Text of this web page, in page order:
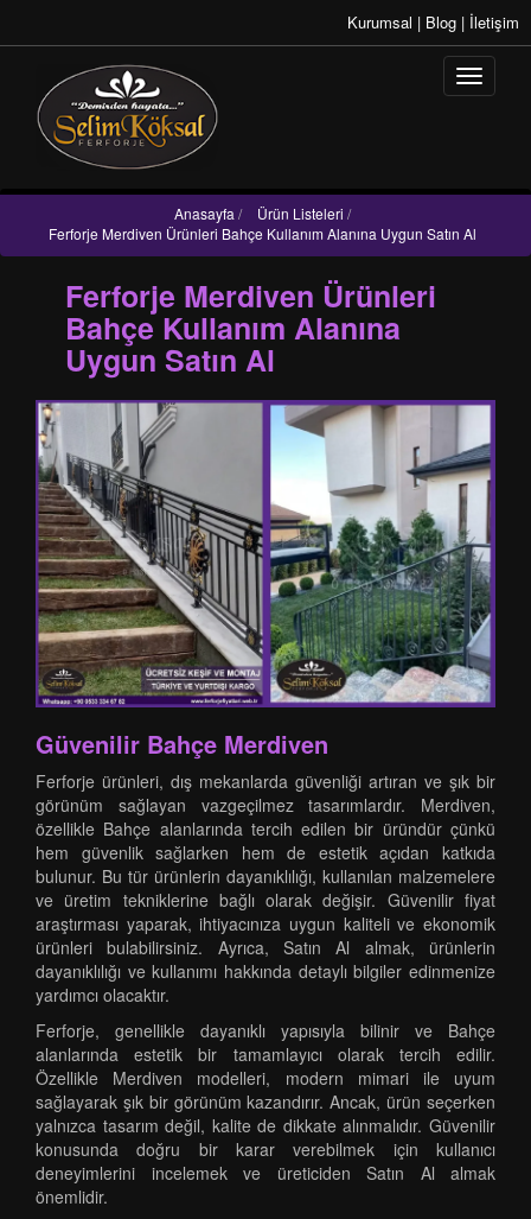
Kurumsal | Blog | İletişim
Anasayfa / Ürün Listeleri /
Ferforje Merdiven Ürünleri Bahçe Kullanım Alanına Uygun Satın Al
Ferforje Merdiven Ürünleri
Bahçe Kullanım Alanına
Uygun Satın Al
Güvenilir Bahçe Merdiven
Ferforje ürünleri, dış mekanlarda güvenliği artıran ve şık bir
görünüm sağlayan vazgeçilmez tasarımlardır. Merdiven,
özellikle Bahçe alanlarında tercih edilen bir üründür çünkü
hem güvenlik sağlarken hem de estetik açıdan katkıda
bulunur. Bu tür ürünlerin dayanıklılığı, kullanılan malzemelere
ve üretim tekniklerine bağlı olarak değişir. Güvenilir fiyat
araştırması yaparak, ihtiyacınıza uygun kaliteli ve ekonomik
ürünleri bulabilirsiniz. Ayrıca, Satın Al almak, ürünlerin
dayanıklılığı ve kullanımı hakkında detaylı bilgiler edinmenize
yardımcı olacaktır.
Ferforje, genellikle dayanıklı yapısıyla bilinir ve Bahçe
alanlarında estetik bir tamamlayıcı olarak tercih edilir.
Özellikle Merdiven modelleri, modern mimari ile uyum
sağlayarak şık bir görünüm kazandırır. Ancak, ürün seçerken
yalnızca tasarım değil, kalite de dikkate alınmalıdır. Güvenilir
konusunda doğru bir karar verebilmek için kullanıcı
deneyimlerini incelemek ve üreticiden Satın Al almak
önemlidir.